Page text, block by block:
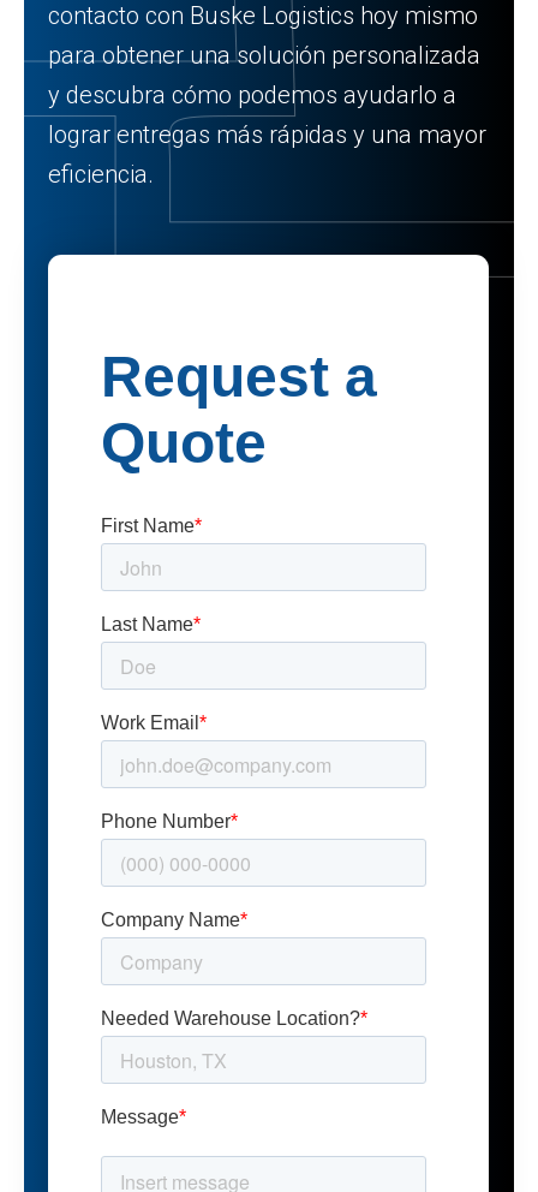
contacto con Buske Logistics hoy mismo
para obtener una solución personalizada
y descubra cómo podemos ayudarlo a
lograr entregas más rápidas y una mayor
eficiencia.